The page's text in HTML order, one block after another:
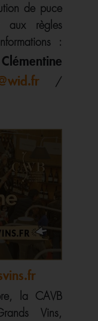
de puce
aux règles
:
/
la CAVB
Vins,